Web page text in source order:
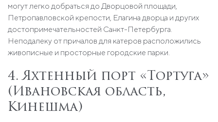
могут легко добраться до Дворцовой площади,
Петропавловской крепости, Елагина дворца и других
достопримечательностей Санкт-Петербурга.
Неподалеку от причалов для катеров расположились
живописные и просторные городские парки.
4. Яхтенный порт «Тортуга»
(Ивановская область,
Кинешма)